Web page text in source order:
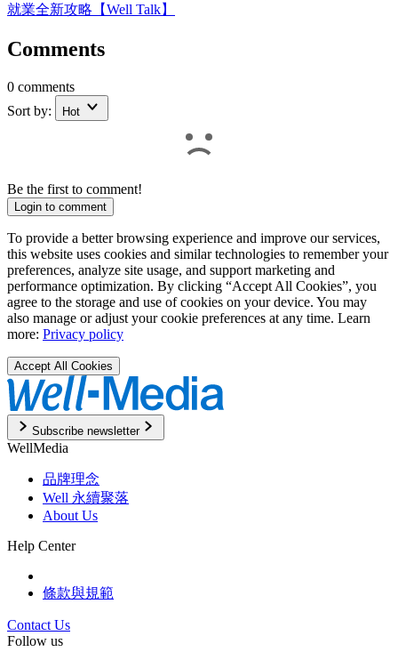
就業全新攻略【Well Talk】
Comments
0 comments
Sort by:
Hot
Be the first to comment!
Login to comment
To provide a better browsing experience and improve our services,
this website uses cookies and similar technologies to remember your
preferences, analyze site usage, and support marketing and
performance optimization. By clicking “Accept All Cookies”, you
agree to the storage and use of cookies on your device. You may
also manage or adjust your cookie preferences at any time. Learn
more: Privacy policy
Accept All Cookies
Subscribe newsletter
WellMedia
品牌理念
Well 永續聚落
About Us
Help Center
條款與規範
Contact Us
Follow us